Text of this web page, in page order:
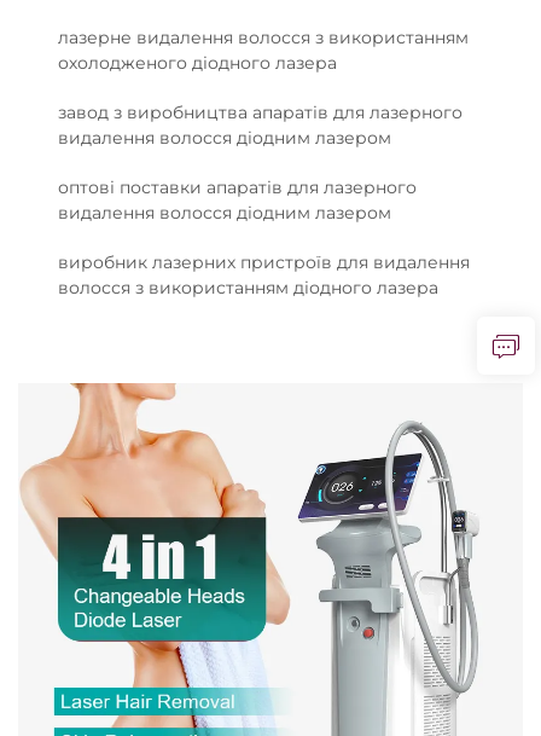
лазерне видалення волосся з використанням
охолодженого діодного лазера
завод з виробництва апаратів для лазерного
видалення волосся діодним лазером
оптові поставки апаратів для лазерного
видалення волосся діодним лазером
виробник лазерних пристроїв для видалення
волосся з використанням діодного лазера